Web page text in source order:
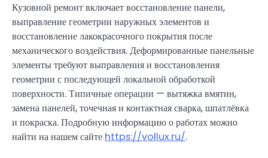
Кузовной ремонт включает восстановление панели,
выправление геометрии наружных элементов и
восстановление лакокрасочного покрытия после
механического воздействия. Деформированные панельные
элементы требуют выправления и восстановления
геометрии с последующей локальной обработкой
поверхности. Типичные операции — вытяжка вмятин,
замена панелей, точечная и контактная сварка, шпатлёвка
и покраска. Подробную информацию о работах можно
найти на нашем сайте https://vollux.ru/.